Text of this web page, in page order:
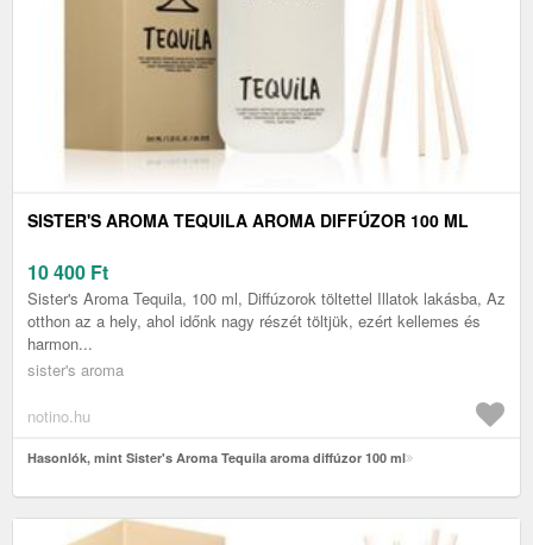
SISTER'S AROMA TEQUILA AROMA DIFFÚZOR 100 ML
10 400 Ft
Sister's Aroma Tequila, 100 ml, Diffúzorok töltettel Illatok lakásba, Az
otthon az a hely, ahol időnk nagy részét töltjük, ezért kellemes és
harmon...
sister's aroma
notino.hu
Hasonlók, mint Sister's Aroma Tequila aroma diffúzor 100 ml